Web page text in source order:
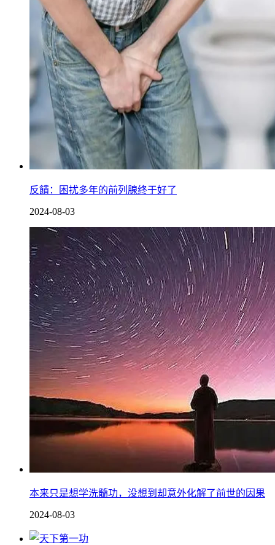
反饋：困扰多年的前列腺终于好了
2024-08-03
本来只是想学洗髓功，没想到却意外化解了前世的因果
2024-08-03